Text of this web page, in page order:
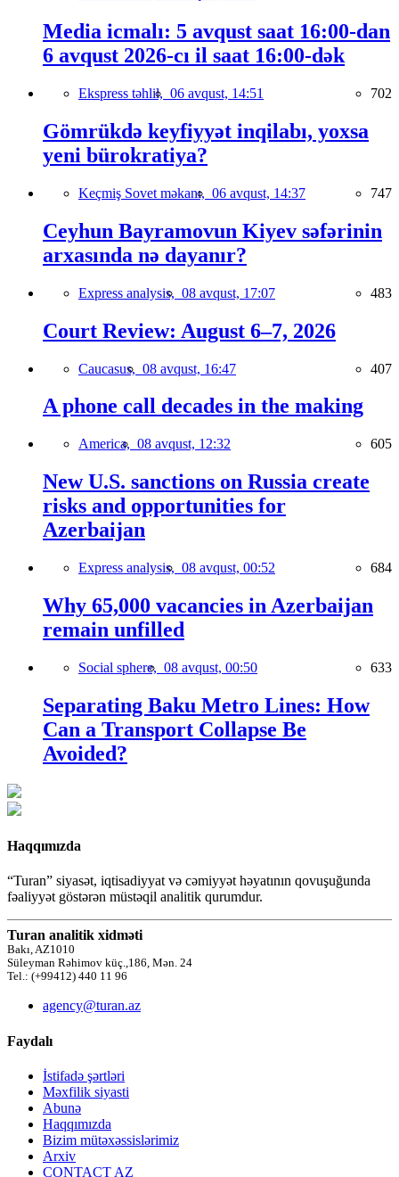
Media icmalı: 5 avqust saat 16:00-dan
6 avqust 2026-cı il saat 16:00-dək
Ekspress təhlil, 06 avqust, 14:51 702
Gömrükdə keyfiyyət inqilabı, yoxsa
yeni bürokratiya?
Keçmiş Sovet məkanı, 06 avqust, 14:37 747
Ceyhun Bayramovun Kiyev səfərinin
arxasında nə dayanır?
Express analysis, 08 avqust, 17:07 483
Court Review: August 6–7, 2026
Caucasus, 08 avqust, 16:47 407
A phone call decades in the making
America, 08 avqust, 12:32 605
New U.S. sanctions on Russia create
risks and opportunities for
Azerbaijan
Express analysis, 08 avqust, 00:52 684
Why 65,000 vacancies in Azerbaijan
remain unfilled
Social sphere, 08 avqust, 00:50 633
Separating Baku Metro Lines: How
Can a Transport Collapse Be
Avoided?
Haqqımızda
“Turan” siyasət, iqtisadiyyat və cəmiyyət həyatının qovuşuğunda
fəaliyyət göstərən müstəqil analitik qurumdur.
Turan analitik xidməti
Bakı, AZ1010
Süleyman Rəhimov küç.,186, Mən. 24
Tel.: (+99412) 440 11 96
agency@turan.az
Faydalı
İstifadə şərtləri
Məxfilik siyasti
Abunə
Haqqımızda
Bizim mütəxəssislərimiz
Arxiv
CONTACT AZ